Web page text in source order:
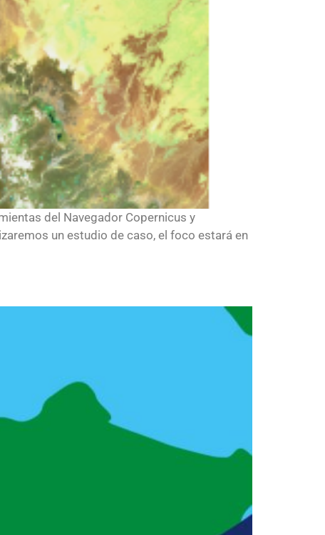
del Navegador Copernicus y
un estudio de caso, el foco estará en